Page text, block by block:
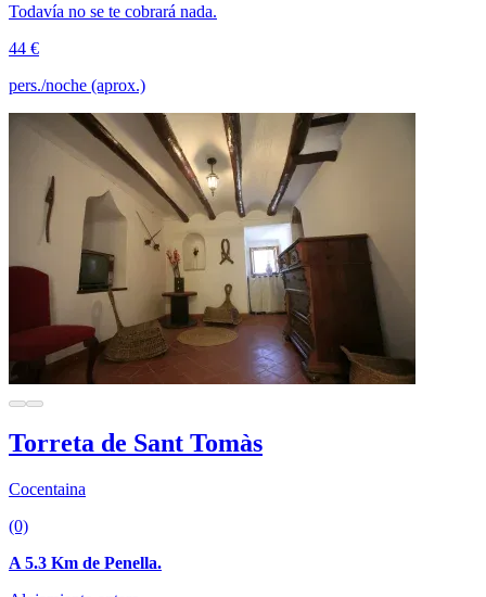
Todavía no se te cobrará nada.
44 €
pers./noche (aprox.)
Torreta de Sant Tomàs
Cocentaina
(0)
A 5.3 Km de Penella.